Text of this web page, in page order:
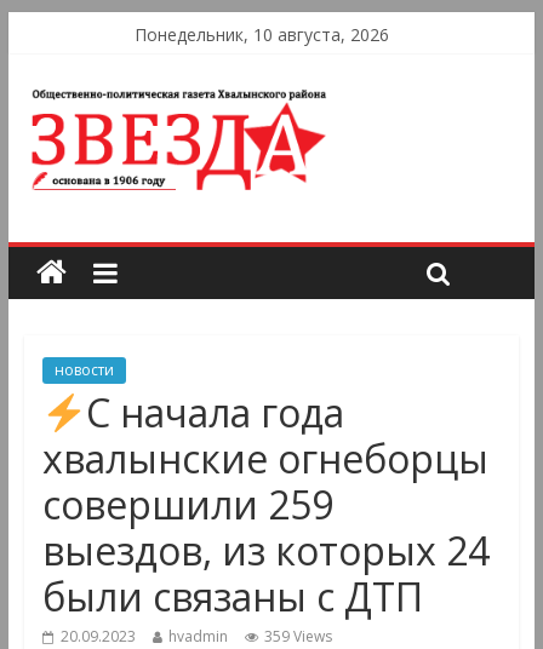
Понедельник, 10 августа, 2026
новости
С начала года
хвалынские огнеборцы
совершили 259
выездов, из которых 24
были связаны с ДТП
20.09.2023 hvadmin 359 Views